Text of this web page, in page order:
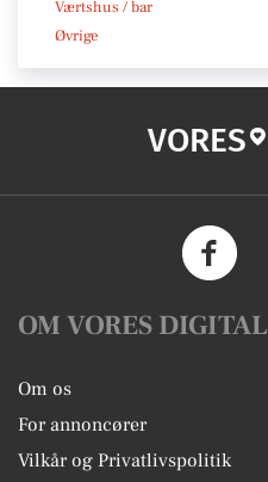
Værtshus / bar
Øvrige
VORES
OM VORES DIGITAL
Om os
For annoncører
Vilkår og Privatlivspolitik